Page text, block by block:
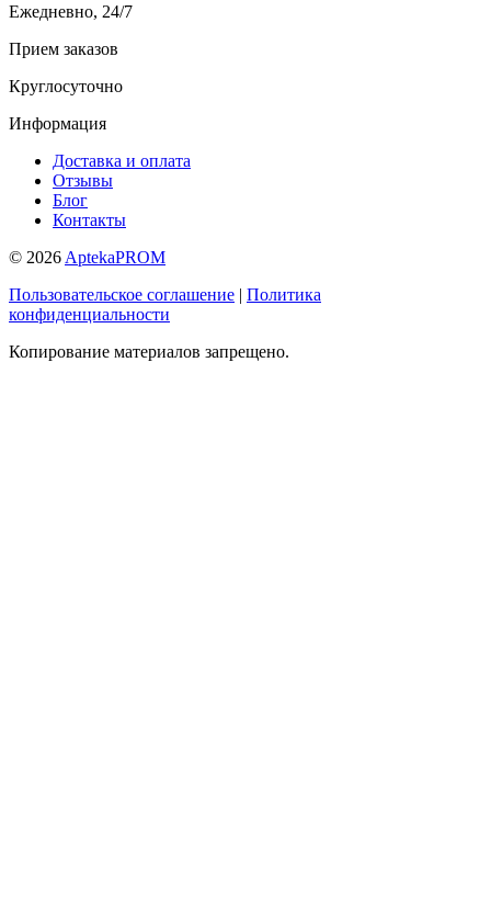
Ежедневно, 24/7
Прием заказов
Круглосуточно
Информация
Доставка и оплата
Отзывы
Блог
Контакты
© 2026 AptekaPROM
Пользовательское соглашение | Политика
конфиденциальности
Копирование материалов запрещено.